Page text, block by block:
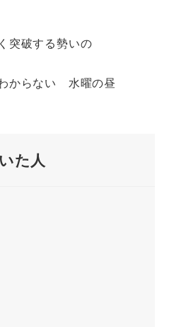
突破する勢いの
からない 水曜の昼
た人